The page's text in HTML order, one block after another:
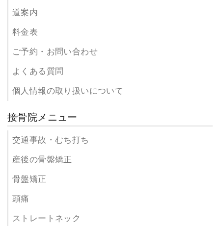
道案内
料金表
ご予約・お問い合わせ
よくある質問
個人情報の取り扱いについて
接骨院メニュー
交通事故・むち打ち
産後の骨盤矯正
骨盤矯正
頭痛
ストレートネック